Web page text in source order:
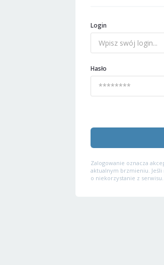
Login
Hasło
Zalogowanie oznacza
aktualnym brzmieniu. Jeśli
o niekorzystanie z serwisu.